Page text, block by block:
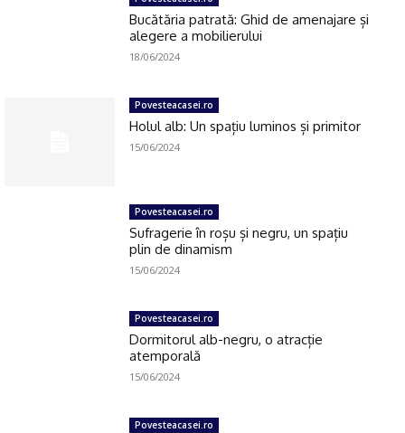
Bucătăria patrată: Ghid de amenajare și
alegere a mobilierului
18/06/2024
Povesteacasei.ro
Holul alb: Un spațiu luminos și primitor
15/06/2024
Povesteacasei.ro
Sufragerie în roșu și negru, un spațiu
plin de dinamism
15/06/2024
Povesteacasei.ro
Dormitorul alb-negru, o atracție
atemporală
15/06/2024
Povesteacasei.ro